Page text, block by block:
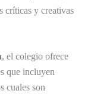
críticas y creativas
, el colegio ofrece
que incluyen
cuales son